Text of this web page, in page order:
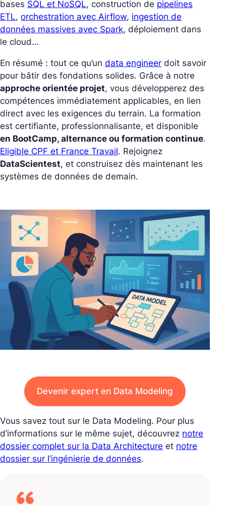
bases SQL et NoSQL, construction de pipelines
ETL, orchestration avec Airflow, ingestion de
données massives avec Spark, déploiement dans
le cloud…
En résumé : tout ce qu’un data engineer doit savoir
pour bâtir des fondations solides. Grâce à notre
approche orientée projet, vous développerez des
compétences immédiatement applicables, en lien
direct avec les exigences du terrain. La formation
est certifiante, professionnalisante, et disponible
en BootCamp, alternance ou formation continue.
Eligible CPF et France Travail. Rejoignez
DataScientest, et construisez dès maintenant les
systèmes de données de demain.
Devenir expert en Data Modeling
Vous savez tout sur le Data Modeling. Pour plus
d’informations sur le même sujet, découvrez notre
dossier complet sur la Data Architecture et notre
dossier sur l’ingénierie de données.